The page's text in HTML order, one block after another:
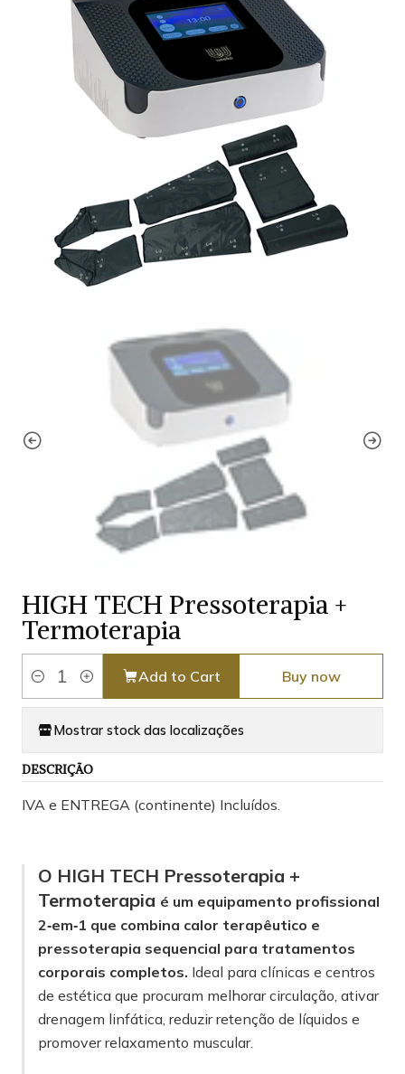
HIGH TECH Pressoterapia +
Termoterapia
Quantity
Add to Cart Buy now
Mostrar stock das localizações
DESCRIÇÃO
IVA e ENTREGA (continente) Incluídos.
O HIGH TECH Pressoterapia +
Termoterapia é um equipamento profissional
2‑em‑1 que combina calor terapêutico e
pressoterapia sequencial para tratamentos
corporais completos. Ideal para clínicas e centros
de estética que procuram melhorar circulação, ativar
drenagem linfática, reduzir retenção de líquidos e
promover relaxamento muscular.